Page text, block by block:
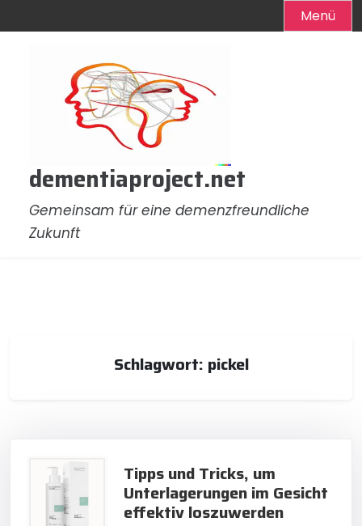
Menü
dementiaproject.net
Gemeinsam für eine demenzfreundliche
Zukunft
Schlagwort: pickel
Tipps und Tricks, um
Unterlagerungen im Gesicht
effektiv loszuwerden